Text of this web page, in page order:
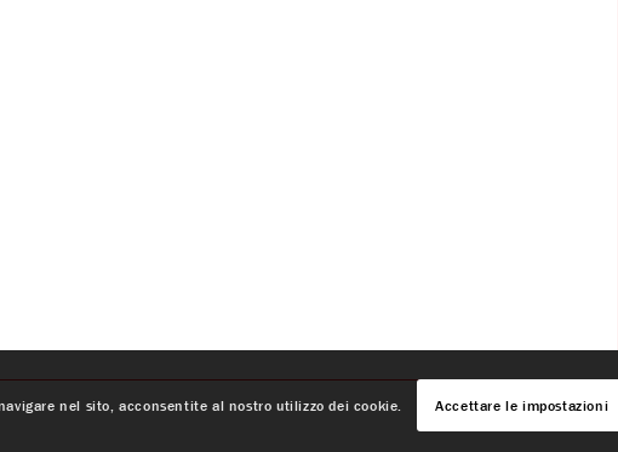
nel sito, acconsentite al nostro utilizzo dei cookie. Accettare le impostazioni